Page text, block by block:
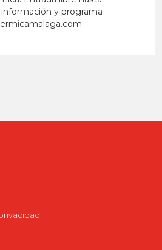
y programa